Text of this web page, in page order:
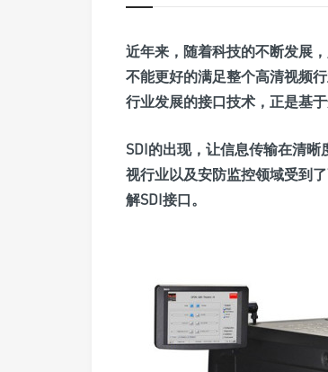
近年来，随着科技的不断发展
不能更好的满足整个高清视频
行业发展的接口技术，正是基
SDI的出现，让信息传输在清
视行业以及安防监控领域受到
解SDI接口。